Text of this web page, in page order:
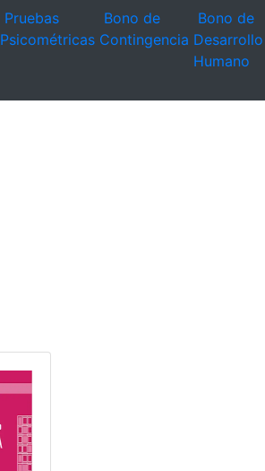
Pruebas
Psicométricas
Bono de
Contingencia
Bono de
Desarrollo
Humano